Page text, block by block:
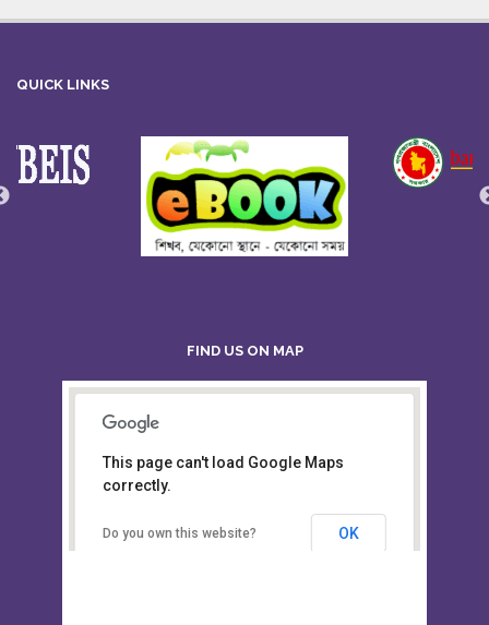
QUICK LINKS
FIND US ON MAP
Board of Intermediate &
Secondary Education, Alampur,
This page can't load Google Maps
correctly.
Do you own this website? OK